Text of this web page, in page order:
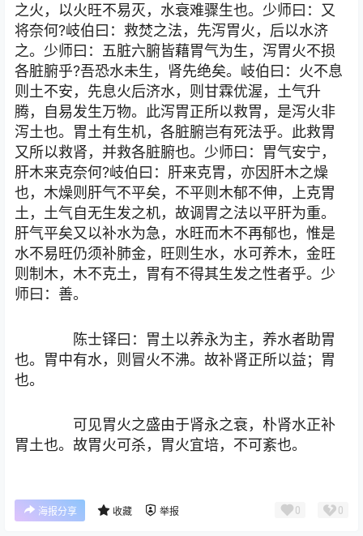
之火，以火旺不易灭，水衰难骤生也。少师曰：又
将奈何?岐伯曰：救焚之法，先泻胃火，后以水济
之。少师曰：五脏六腑皆藉胃气为生，泻胃火不损
各脏腑乎?吾恐水未生，肾先绝矣。岐伯曰：火不息
则土不安，先息火后济水，则甘霖优渥，土气升
腾，自易发生万物。此泻胃正所以救胃，是泻火非
泻土也。胃土有生机，各脏腑岂有死法乎。此救胃
又所以救肾，并救各脏腑也。少师曰：胃气安宁，
肝木来克奈何?岐伯曰：肝来克胃，亦因肝木之燥
也，木燥则肝气不平矣，不平则木郁不伸，上克胃
土，土气自无生发之机，故调胃之法以平肝为重。
肝气平矣又以补水为急，水旺而木不再郁也，惟是
水不易旺仍须补肺金，旺则生水，水可养木，金旺
则制木，木不克土，胃有不得其生发之性者乎。少
师曰：善。
陈士铎曰：胃土以养永为主，养水者助胃
也。胃中有水，则冒火不沸。故补肾正所以益；胃
也。
可见胃火之盛由于肾永之衰，朴肾水正补
胃土也。故胃火可杀，胃火宜培，不可紊也。
海报分享 收藏 举报 0 0